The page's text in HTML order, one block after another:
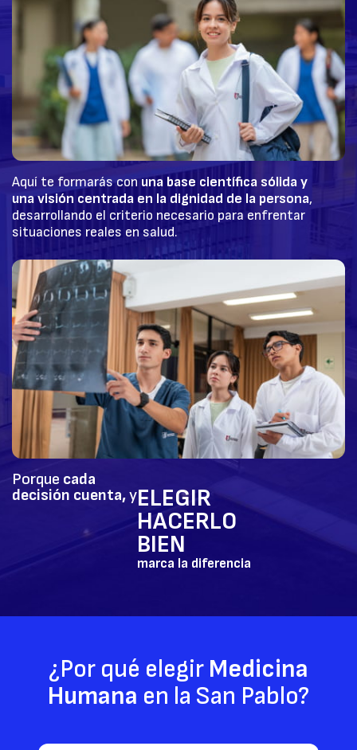
Aquí te formarás conuna base científica sólida y
una visión centrada en la dignidad de la persona,
desarrollando el criterio necesario para enfrentar
situaciones reales en salud.
Porque cada
decisión cuenta,yELEGIR
HACERLO
BIEN
marca la diferencia
¿Por qué elegir Medicina
Humana en la San Pablo?